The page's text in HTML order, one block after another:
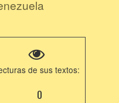
de sus textos:
0